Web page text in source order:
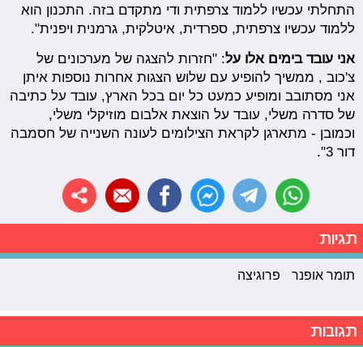
התחלתי עכשיו ללמוד צרפתית ודי מתקדם בזה. התכנון הוא
ללמוד עכשיו צרפתית, ספרדית, איטלקית, גרמנית ויפנית".
אני עובד בימים אלו על: "חזרות להצגה של מערכונים של
צ'כוב , ממשיך להופיע עם שלוש הצגות אחרות נוספות איתן
אני מסתובב ומופיע כמעט כל יום בכל הארץ, עובד על כתיבה
של סדרה משלי, עובד על הוצאת אלבום מוזיקלי משלי,
וכמובן - מתארגן לקראת הצילומים לעונה השנייה של חסמבה
דור 3".
תגיות
תומר אופנר פרוגיצה
תגובות